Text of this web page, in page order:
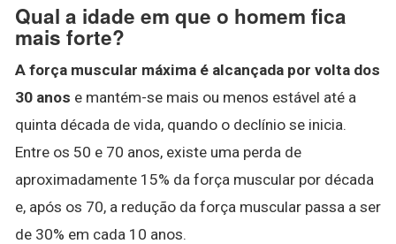
Qual a idade em que o homem fica
mais forte?
A força muscular máxima é alcançada por volta dos
30 anos e mantém-se mais ou menos estável até a
quinta década de vida, quando o declínio se inicia.
Entre os 50 e 70 anos, existe uma perda de
aproximadamente 15% da força muscular por década
e, após os 70, a redução da força muscular passa a ser
de 30% em cada 10 anos.